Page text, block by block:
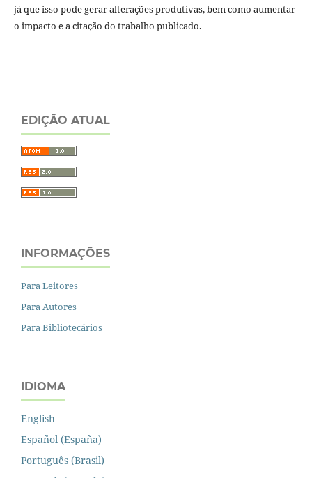
já que isso pode gerar alterações produtivas, bem como aumentar
o impacto e a citação do trabalho publicado.
EDIÇÃO ATUAL
INFORMAÇÕES
Para Leitores
Para Autores
Para Bibliotecários
IDIOMA
English
Español (España)
Português (Brasil)